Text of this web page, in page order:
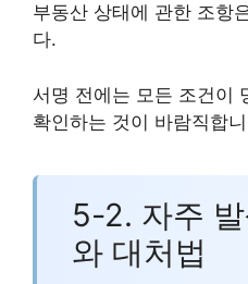
부동산 상태에 관한 조항
다.
서명 전에는 모든 조건이
확인하는 것이 바람직합
5-2. 자주
와 대처법